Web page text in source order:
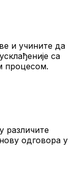
и учините да
са
процесом.
различите
одговора у